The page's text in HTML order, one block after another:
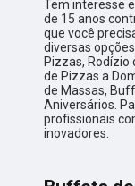
Tem interesse
de 15 anos
que você
diversas
Pizzas,
de Pizzas a
de Massas,
Aniversários.
profissionais
inovadores.